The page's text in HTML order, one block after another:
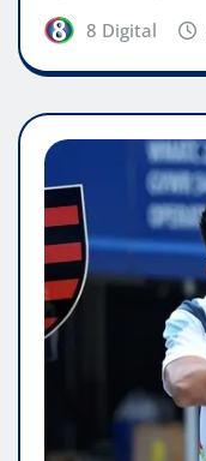
8 Digital